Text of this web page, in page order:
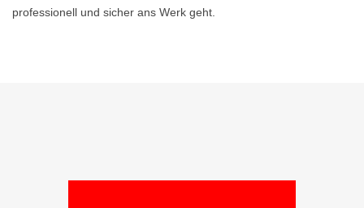
professionell und sicher ans Werk geht.